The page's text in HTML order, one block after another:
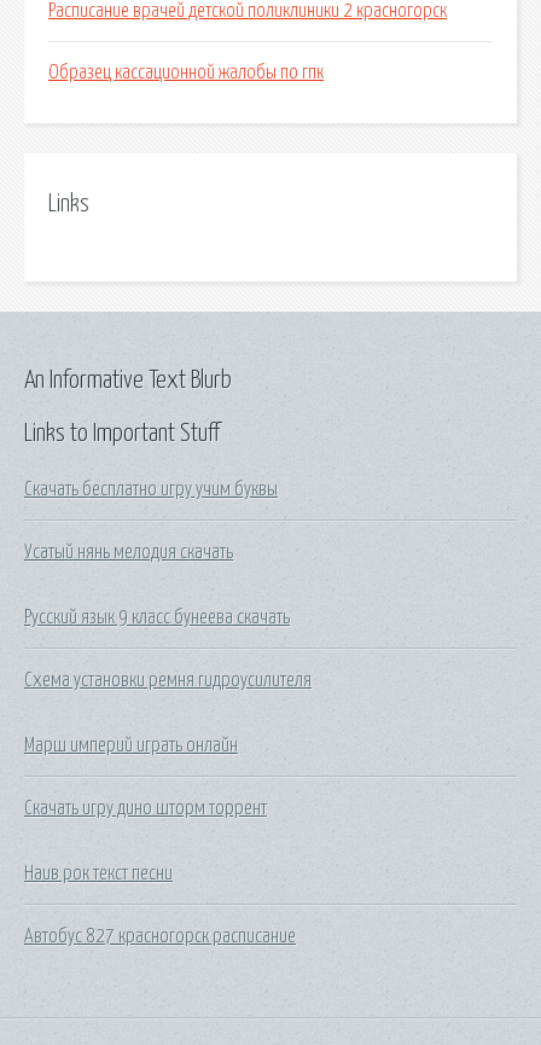
Расписание врачей детской поликлиники 2 красногорск
Образец кассационной жалобы по гпк
Links
Links to Important Stuff
Скачать бесплатно игру учим буквы
Усатый нянь мелодия скачать
Русский язык 9 класс бунеева скачать
Схема установки ремня гидроусилителя
Марш империй играть онлайн
Скачать игру дино шторм торрент
Наив рок текст песни
Автобус 827 красногорск расписание
An Informative Text Blurb